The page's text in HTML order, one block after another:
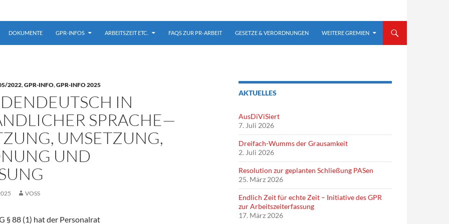
DOKUMENTE GPR-INFOS ARBEITSZEIT ETC. FAQS ZUR PR-ARBEIT GESETZE & VERORDNUNGEN WEITERE GREMIEN
2022,GPR-INFO,GPR-INFO 2025
IN
SPRACHE—
UMSETZUNG,
UND
VOSS
§ 88 (1) hat der Personalrat
AKTUELLES
AusDiViSiert
7. Juli 2026
Dreifach-Wumms der Grausamkeit
2. Juli 2026
Resolution zur geplanten Schließung PASen
25. März 2026
Endlich Zeit für echte Zeit – Initiative des GPR
zur Arbeitszeiterfassung
17. März 2026